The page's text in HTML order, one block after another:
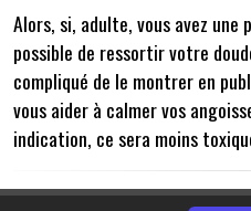
Alors, si, adulte, vous avez
possible de ressortir votre
compliqué de le montrer en
vous aider à calmer vos
indication, ce sera moins